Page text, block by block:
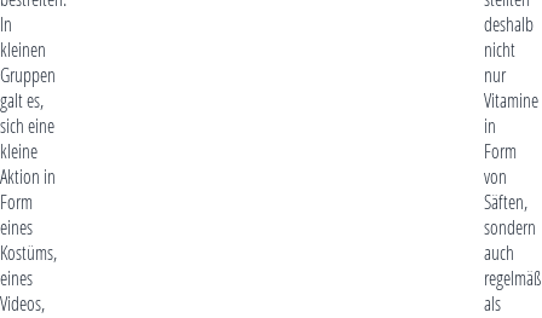
In
kleinen
Gruppen
galt es,
sich eine
kleine
Aktion in
Form
eines
Kostüms,
eines
Videos,
deshalb
nicht
nur
Vitamine
in
Form
von
Säften,
sondern
auch
als